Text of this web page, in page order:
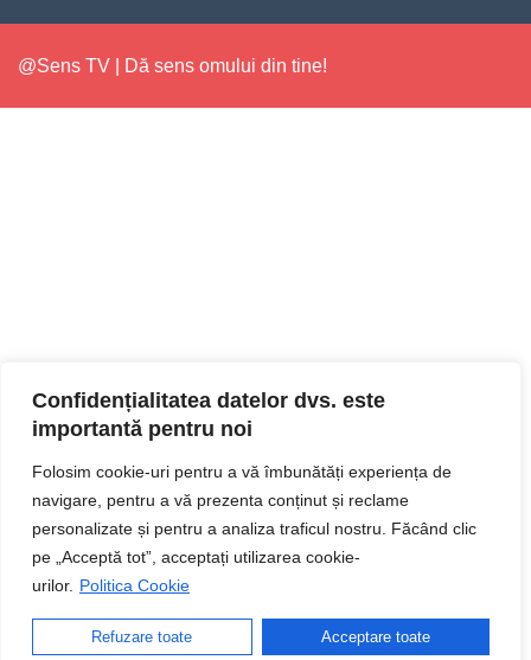
Confidențialitatea datelor dvs. este
importantă pentru noi
Folosim cookie-uri pentru a vă îmbunătăți experiența de
navigare, pentru a vă prezenta conținut și reclame
personalizate și pentru a analiza traficul nostru. Făcând clic
pe „Acceptă tot”, acceptați utilizarea cookie-
urilor. Politica Cookie
Refuzare toate Acceptare toate
@Sens TV | Dă sens omului din tine!